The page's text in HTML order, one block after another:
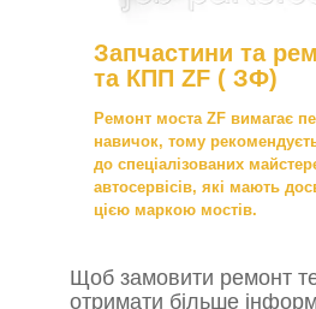
Запчастини та
та КПП ZF ( ЗФ)
Ремонт моста ZF вимагає
навичок, тому
до спеціалізованих
автосервісів, які мають
цією маркою мостів.
Щоб замовити ремонт
отримати більше